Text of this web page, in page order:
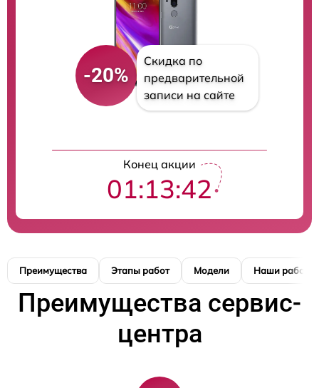
-20%
Скидка по
предварительной
записи на сайте
Конец акции
01:13:41
Преимущества Этапы работ Модели Наши работы
Преимущества сервис-
центра